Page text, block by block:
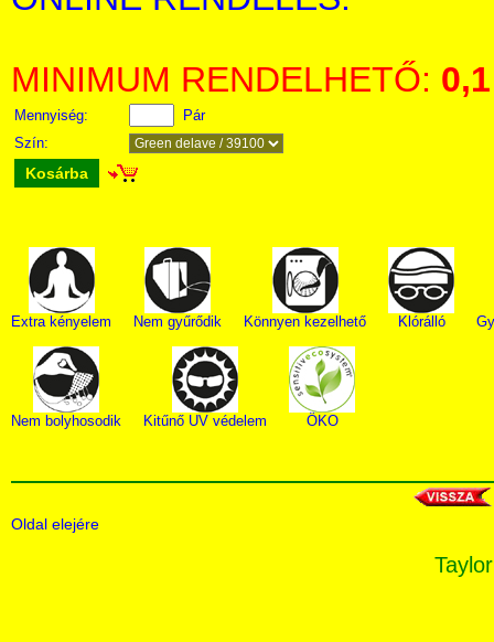
MINIMUM RENDELHETŐ: 0,1
Mennyiség:
Pár
Szín:
Kosárba
Extra kényelem Nem gyűrődik Könnyen kezelhető Klórálló
Nem bolyhosodik Kitűnő UV védelem ÖKO
Oldal elejére